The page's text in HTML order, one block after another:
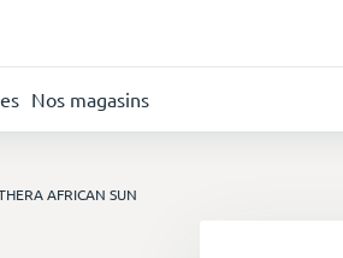
Nos magasins
AFRICAN SUN